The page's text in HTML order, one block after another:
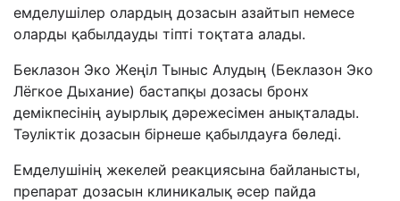
емделушілер олардың дозасын азайтып немесе
оларды қабылдауды тіпті тоқтата алады.
Беклазон Эко Жеңіл Тыныс Алудың (Беклазон Эко
Лёгкое Дыхание) бастапқы дозасы бронх
демікпесінің ауырлық дәрежесімен анықталады.
Тәуліктік дозасын бірнеше қабылдауға бөледі.
Емделушінің жекелей реакциясына байланысты,
препарат дозасын клиникалық әсер пайда